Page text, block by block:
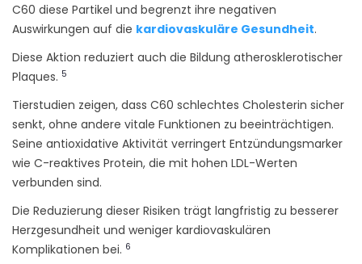
C60 diese Partikel und begrenzt ihre negativen
Auswirkungen auf die kardiovaskuläre Gesundheit.
Diese Aktion reduziert auch die Bildung atherosklerotischer
Plaques. 5
Tierstudien zeigen, dass C60 schlechtes Cholesterin sicher
senkt, ohne andere vitale Funktionen zu beeinträchtigen.
Seine antioxidative Aktivität verringert Entzündungsmarker
wie C-reaktives Protein, die mit hohen LDL-Werten
verbunden sind.
Die Reduzierung dieser Risiken trägt langfristig zu besserer
Herzgesundheit und weniger kardiovaskulären
Komplikationen bei. 6